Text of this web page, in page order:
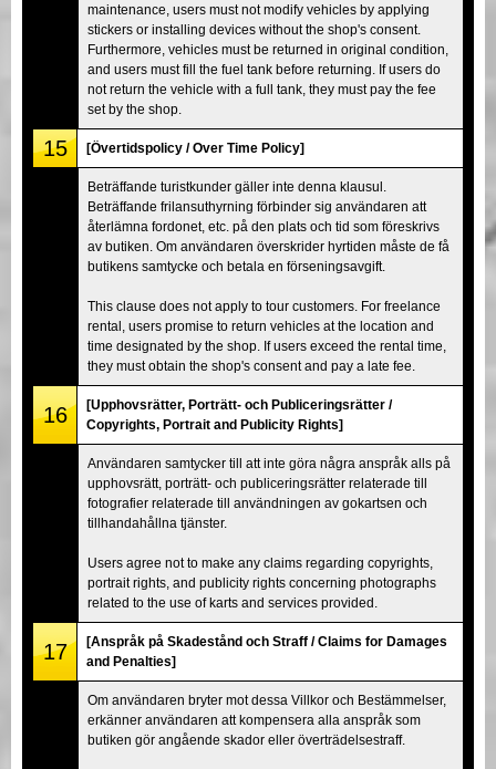
maintenance, users must not modify vehicles by applying
stickers or installing devices without the shop's consent.
Furthermore, vehicles must be returned in original condition,
and users must fill the fuel tank before returning. If users do
not return the vehicle with a full tank, they must pay the fee
set by the shop.
15 [Övertidspolicy / Over Time Policy]
Beträffande turistkunder gäller inte denna klausul.
Beträffande frilansuthyrning förbinder sig användaren att
återlämna fordonet, etc. på den plats och tid som föreskrivs
av butiken. Om användaren överskrider hyrtiden måste de få
butikens samtycke och betala en förseningsavgift.
This clause does not apply to tour customers. For freelance
rental, users promise to return vehicles at the location and
time designated by the shop. If users exceed the rental time,
they must obtain the shop's consent and pay a late fee.
16
[Upphovsrätter, Porträtt- och Publiceringsrätter /
Copyrights, Portrait and Publicity Rights]
Användaren samtycker till att inte göra några anspråk alls på
upphovsrätt, porträtt- och publiceringsrätter relaterade till
fotografier relaterade till användningen av gokartsen och
tillhandahållna tjänster.
Users agree not to make any claims regarding copyrights,
portrait rights, and publicity rights concerning photographs
related to the use of karts and services provided.
17
[Anspråk på Skadestånd och Straff / Claims for Damages
and Penalties]
Om användaren bryter mot dessa Villkor och Bestämmelser,
erkänner användaren att kompensera alla anspråk som
butiken gör angående skador eller överträdelsestraff.